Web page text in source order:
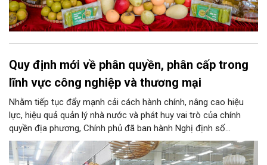
Quy định mới về phân quyền, phân cấp trong
lĩnh vực công nghiệp và thương mại
Nhằm tiếp tục đẩy mạnh cải cách hành chính, nâng cao hiệu
lực, hiệu quả quản lý nhà nước và phát huy vai trò của chính
quyền địa phương, Chính phủ đã ban hành Nghị định số
146/2025/NĐ-CP ngày 12/6/2025 quy định về phân quyền, phân
cấp trong lĩnh vực công nghiệp và thương mại. Trong đó, lĩnh